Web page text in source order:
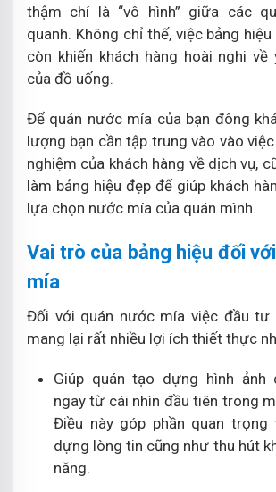
thậm chí là “vô hình” giữa các
quanh. Không chỉ thế, việc bảng
còn khiến khách hàng hoài nghi về
của đồ uống.
Để quán nước mía của bạn đông
lượng bạn cần tập trung vào vào
nghiệm của khách hàng về dịch vụ,
làm bảng hiệu đẹp để giúp khách
lựa chọn nước mía của quán mình.
Vai trò của bảng hiệu đối
mía
Đối với quán nước mía việc đầu tư
mang lại rất nhiều lợi ích thiết thực
Giúp quán tạo dựng hình ảnh
ngay từ cái nhìn đầu tiên trong
Điều này góp phần quan trọng
dựng lòng tin cũng như thu hút
năng.